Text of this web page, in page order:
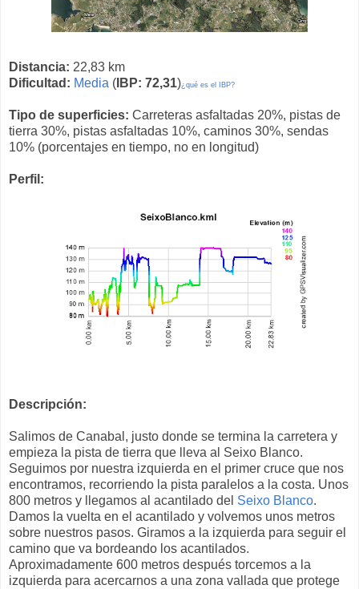
Distancia: 22,83 km
Dificultad: Media ( IBP: 72,31)¿qué es el IBP?
Tipo de superficies: Carreteras asfaltadas 20%, pistas de
tierra 30%, pistas asfaltadas 10%, caminos 30%, sendas
10% (porcentajes en tiempo, no en longitud)
Perfil:
Descripción:
Salimos de Canabal, justo donde se termina la carretera y
empieza la pista de tierra que lleva al Seixo Blanco.
Seguimos por nuestra izquierda en el primer cruce que nos
encontramos, recorriendo la pista paralelos a la costa. Unos
800 metros y llegamos al acantilado del Seixo Blanco.
Damos la vuelta en el acantilado y volvemos unos metros
sobre nuestros pasos. Giramos a la izquierda para seguir el
camino que va bordeando los acantilados.
Aproximadamente 600 metros después torcemos a la
izquierda para acercarnos a una zona vallada que protege